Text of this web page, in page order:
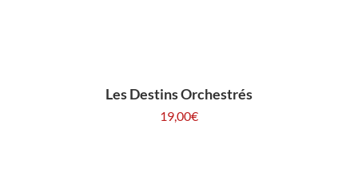
Les Destins Orchestrés
19,00€